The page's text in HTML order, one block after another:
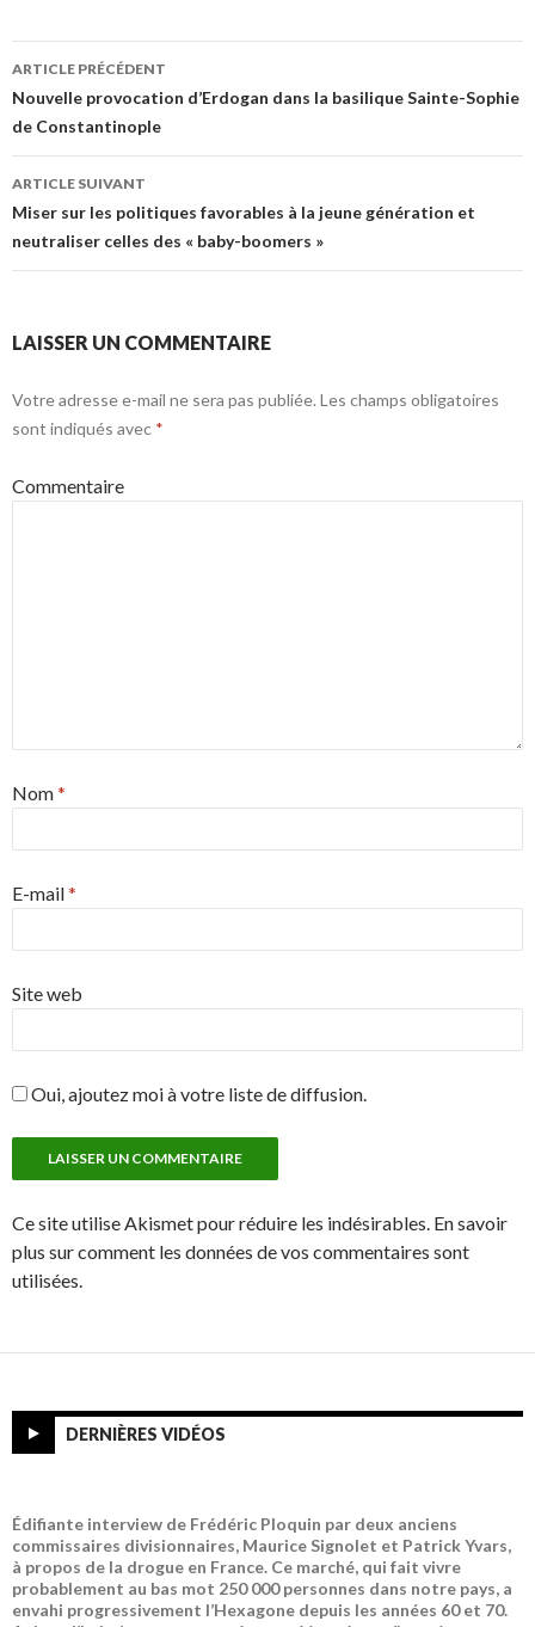
Navigation des articles
ARTICLE PRÉCÉDENT
Nouvelle provocation d’Erdogan dans la basilique Sainte-Sophie
de Constantinople
ARTICLE SUIVANT
Miser sur les politiques favorables à la jeune génération et
neutraliser celles des « baby-boomers »
LAISSER UN COMMENTAIRE
Votre adresse e-mail ne sera pas publiée. Les champs obligatoires
sont indiqués avec *
Commentaire
Nom*
E-mail*
Site web
Oui, ajoutez moi à votre liste de diffusion.
Ce site utilise Akismet pour réduire les indésirables. En savoir
plus sur comment les données de vos commentaires sont
utilisées.
DERNIÈRES VIDÉOS
Édifiante interview de Frédéric Ploquin par deux anciens
commissaires divisionnaires, Maurice Signolet et Patrick Yvars,
à propos de la drogue en France. Ce marché, qui fait vivre
probablement au bas mot 250 000 personnes dans notre pays, a
envahi progressivement l’Hexagone depuis les années 60 et 70.